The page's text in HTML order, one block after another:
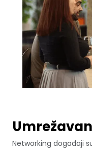
Networking događaji